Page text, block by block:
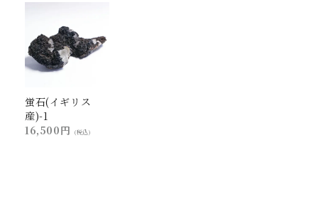
蛍石(イギリス
産)-1
16,500円
(税込)